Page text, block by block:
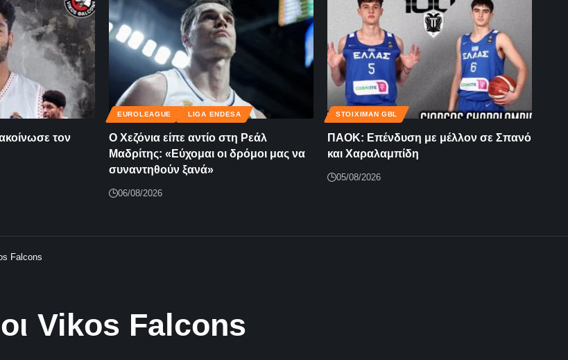
τον
EUROLEAGUE LIGA ENDESA
Ο Χεζόνια είπε αντίο στη Ρεάλ
Μαδρίτης: «Εύχομαι οι δρόμοι μας να
συναντηθούν ξανά»
06/08/2026
STOIXIMAN GBL
ΠΑΟΚ: Επένδυση με μέλλον σε Σπανό
και Χαραλαμπίδη
05/08/2026
Falcons
Vikos Falcons